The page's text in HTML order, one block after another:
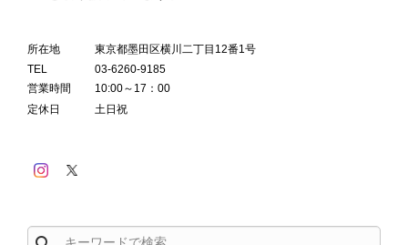
所在地
東京都墨田区横川二丁目12番1号
TEL
03-6260-9185
営業時間
10:00～17：00
定休日
土日祝